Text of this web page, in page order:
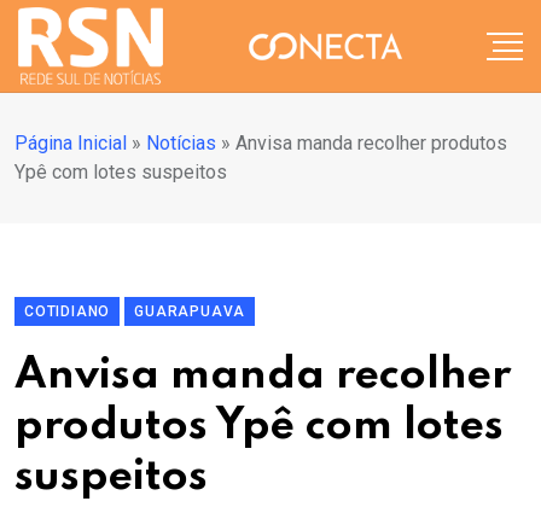
Página Inicial » Notícias » Anvisa manda recolher produtos
Ypê com lotes suspeitos
COTIDIANO GUARAPUAVA
Anvisa manda recolher
produtos Ypê com lotes
suspeitos